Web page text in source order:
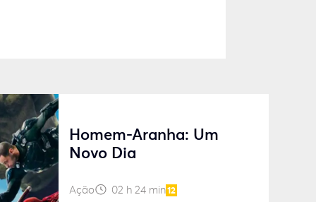
Homem-Aranha: Um
Novo Dia
Ação 02 h 24 min12